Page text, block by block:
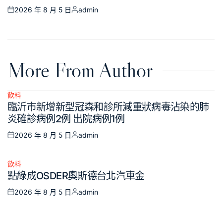
Posted
2026 年 8 月 5 日
Posted
admin
More From Author
Posted
in
飲料
臨沂市新增新型冠森和診所減重狀病毒沾染的肺
炎確診病例2例 出院病例1例
Posted
2026 年 8 月 5 日
Posted
admin
Posted
in
飲料
點綠成OSDER奧斯德台北汽車金
Posted
2026 年 8 月 5 日
Posted
admin